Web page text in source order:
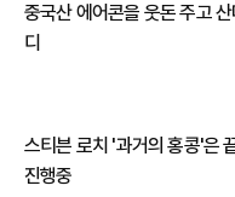
중국산 에어콘을 웃돈 주고
디
스티븐 로치 '과거의 홍콩'은
진행중